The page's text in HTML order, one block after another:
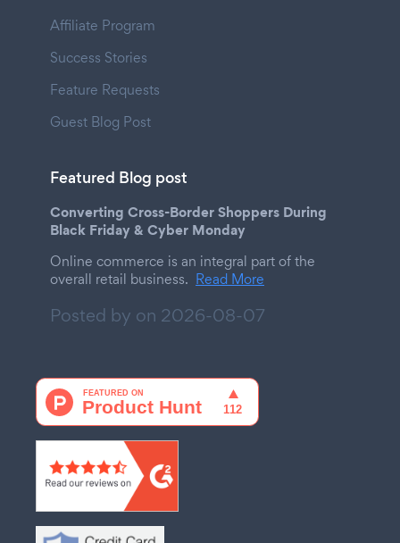
Affiliate Program
Success Stories
Feature Requests
Guest Blog Post
Featured Blog post
Converting Cross-Border Shoppers During
Black Friday & Cyber Monday
Online commerce is an integral part of the
overall retail business. Read More
Posted by on 2026-08-07